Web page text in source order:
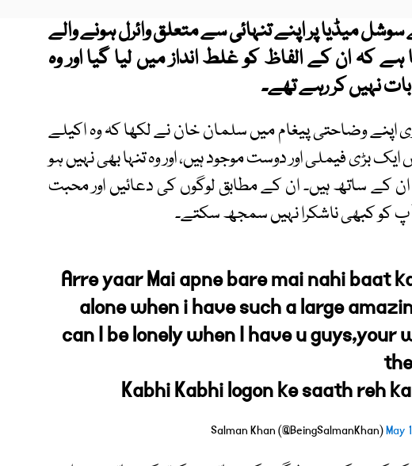
میڈیا پر اپنے تنہائی سے متعلق وائرل ہونے والے
کہ ان کے الفاظ کو غلط انداز میں لیا گیا اور وہ
نہیں کر رہے تھے۔
اپنے وضاحتی پیغام میں سلمان خان نے لکھا کہ وہ اکیلے
فیملی اور دوست موجود ہیں، اور وہ تنہا بھی نہیں ہو
کے ساتھ ہیں۔ ان کے مطابق لوگوں کی دعائیں اور محبت
آپ کو کبھی ناشکرا نہیں سمجھ سکتے۔
Arre yaar Mai apne bare mai nahi baat
alone when i have such a large
can I be lonely when I have u guys,your
Kabhi Kabhi logon ke saath reh
May